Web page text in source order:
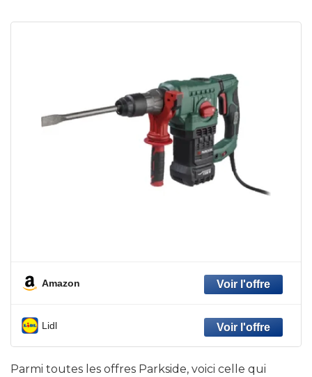
Amazon
Lidl
Parmi toutes les offres Parkside, voici celle qui